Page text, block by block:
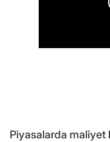
Piyasalarda maliyet